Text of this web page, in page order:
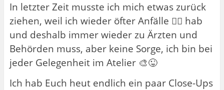
In letzter Zeit musste ich mich etwas zurück
ziehen, weil ich wieder öfter Anfälle 😵‍💫 hab
und deshalb immer wieder zu Ärzten und
Behörden muss, aber keine Sorge, ich bin bei
jeder Gelegenheit im Atelier 🎨😜
Ich hab Euch heut endlich ein paar Close-Ups